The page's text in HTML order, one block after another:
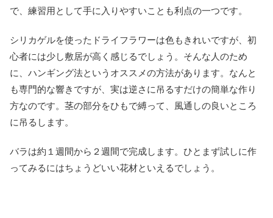
で、練習用として手に入りやすいことも利点の一つです。
シリカゲルを使ったドライフラワーは色もきれいですが、初
心者には少し敷居が高く感じるでしょう。そんな人のため
に、ハンギング法というオススメの方法があります。なんと
も専門的な響きですが、実は逆さに吊るすだけの簡単な作り
方なのです。茎の部分をひもで縛って、風通しの良いところ
に吊るします。
バラは約１週間から２週間で完成します。ひとまず試しに作
ってみるにはちょうどいい花材といえるでしょう。